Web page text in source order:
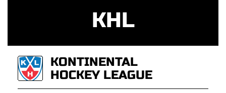
KHL
KONTINENTAL
HOCKEY LEAGUE